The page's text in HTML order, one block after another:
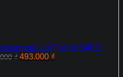
phong lan 7 cánh S400P
₫ Giá
493.000 ₫